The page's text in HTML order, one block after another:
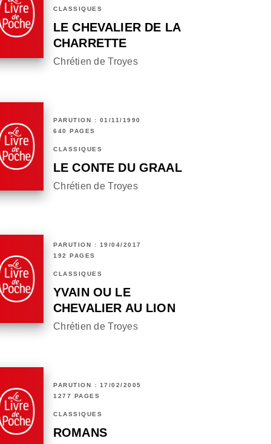
CLASSIQUES
LE CHEVALIER DE LA
CHARRETTE
Chrétien de Troyes
PARUTION : 01/11/1990
640 PAGES
CLASSIQUES
LE CONTE DU GRAAL
Chrétien de Troyes
PARUTION : 19/04/2017
192 PAGES
CLASSIQUES
YVAIN OU LE
CHEVALIER AU LION
Chrétien de Troyes
PARUTION : 17/02/2005
1277 PAGES
CLASSIQUES
ROMANS